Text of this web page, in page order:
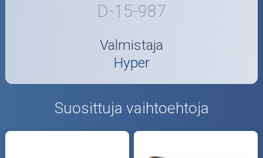
D-15-987
Valmistaja
Hyper
Suosittuja vaihtoehtoja